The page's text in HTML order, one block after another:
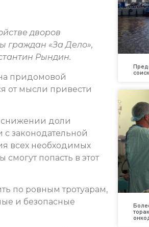
дворов
граждан «За Дело»,
Рындин.
придомовой
от мысли привести
доли
законодательной
всех необходимых
попасть в этот
по ровным тротуарам,
и безопасные